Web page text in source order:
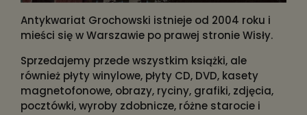
Antykwariat Grochowski istnieje od 2004 roku i
mieści się w Warszawie po prawej stronie Wisły.
Sprzedajemy przede wszystkim książki, ale
również płyty winylowe, płyty CD, DVD, kasety
magnetofonowe, obrazy, ryciny, grafiki, zdjęcia,
pocztówki, wyroby zdobnicze, różne starocie i